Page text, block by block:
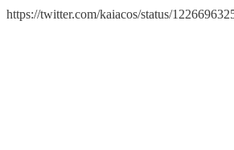
https://twitter.com/kaiacos/status/